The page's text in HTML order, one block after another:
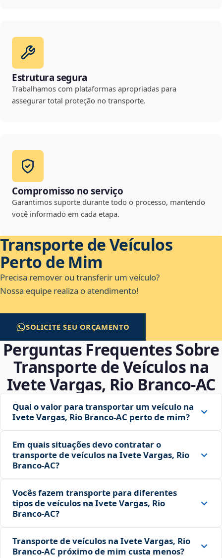
Estrutura segura
Trabalhamos com plataformas apropriadas para
assegurar total proteção no transporte.
Compromisso no serviço
Garantimos suporte durante todo o processo, mantendo
você informado em cada etapa.
Transporte de Veículos
Perto de Mim
Precisa remover ou transferir um veículo?
Nossa equipe realiza o atendimento!
SOLICITE SEU ORÇAMENTO
Perguntas Frequentes Sobre
Transporte de Veículos na
Ivete Vargas, Rio Branco‑AC
Qual o valor para transportar um veículo na
Ivete Vargas, Rio Branco‑AC perto de mim?
Em quais situações devo contratar o
transporte de veículos na Ivete Vargas, Rio
Branco‑AC?
Vocês fazem transporte para diferentes
tipos de veículos na Ivete Vargas, Rio
Branco‑AC?
Transporte de veículos na Ivete Vargas, Rio
Branco‑AC próximo de mim custa menos?